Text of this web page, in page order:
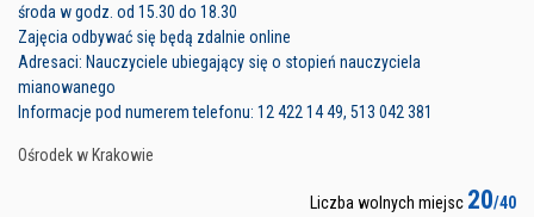
środa w godz. od 15.30 do 18.30
Zajęcia odbywać się będą zdalnie online
Adresaci: Nauczyciele ubiegający się o stopień nauczyciela
mianowanego
Informacje pod numerem telefonu: 12 422 14 49, 513 042 381
Ośrodek w Krakowie
Liczba wolnych miejsc 20/40